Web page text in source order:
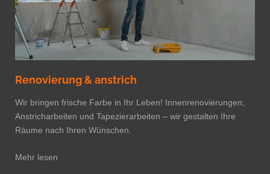
Renovierung & anstrich
Wir bringen frische Farbe in Ihr Leben! Innenrenovierungen,
Anstricharbeiten und Tapezierarbeiten – wir gestalten Ihre
Räume nach Ihren Wünschen.
Mehr lesen